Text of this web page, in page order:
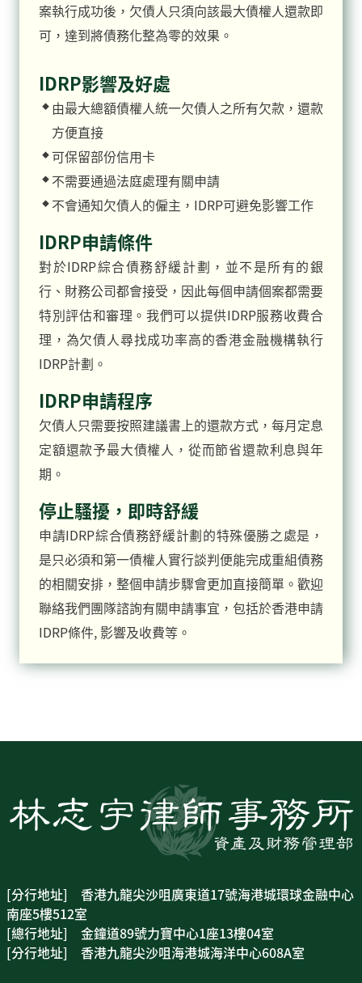
案執行成功後，欠債人只須向該最大債權人還款即
可，達到將債務化整為零的效果。
IDRP影響及好處
由最大總額債權人統一欠債人之所有欠款，還款
方便直接
可保留部份信用卡
不需要通過法庭處理有關申請
不會通知欠債人的僱主，IDRP可避免影響工作
IDRP申請條件
對於IDRP綜合債務舒緩計劃，並不是所有的銀
行、財務公司都會接受，因此每個申請個案都需要
特別評估和審理。我們可以提供IDRP服務收費合
理，為欠債人尋找成功率高的香港金融機構執行
IDRP計劃。
IDRP申請程序
欠債人只需要按照建議書上的還款方式，每月定息
定額還款予最大債權人，從而節省還款利息與年
期。
停止騷擾，即時舒緩
申請IDRP綜合債務舒緩計劃的特殊優勝之處是，
是只必須和第一債權人實行談判便能完成重組債務
的相關安排，整個申請步驟會更加直接簡單。歡迎
聯絡我們團隊諮詢有關申請事宜，包括於香港申請
IDRP條件, 影響及收費等。
[分行地址] 香港九龍尖沙咀廣東道17號海港城環球金融中心
南座5樓512室
[總行地址] 金鐘道89號力寶中心1座13樓04室
[分行地址] 香港九龍尖沙咀海港城海洋中心608A室